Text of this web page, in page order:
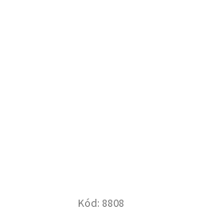
Kód: 8808